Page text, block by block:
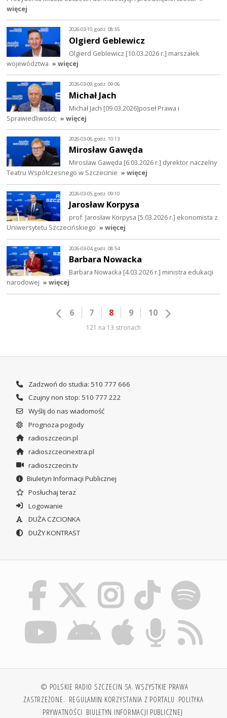
więcej
2026-03-10, godz. 08:55
Olgierd Geblewicz
Olgierd Geblewicz [10.03.2026 r.] marszałek
województwa » więcej
2026-03-09, godz. 09:06
Michał Jach
Michał Jach [09.03.2026]poseł Prawa i
Sprawiedliwości; » więcej
2026-03-06, godz. 10:13
Mirosław Gawęda
Mirosław Gawęda [6.03.2026 r.] dyrektor naczelny
Teatru Współczesnego w Szczecinie » więcej
2026-03-05, godz. 09:10
Jarosław Korpysa
prof. Jarosław Korpysa [5.03.2026 r.] ekonomista z
Uniwersytetu Szczecińskiego » więcej
2026-03-04, godz. 08:54
Barbara Nowacka
Barbara Nowacka [4.03.2026 r.] ministra edukacji
narodowej » więcej
6 7 8 9 10
121 na 13 stronach
Zadzwoń do studia: 510 777 666
Czujny non stop: 510 777 222
Wyślij do nas wiadomość
Prognoza pogody
radioszczecin.pl
radioszczecinextra.pl
radioszczecin.tv
Biuletyn Informacji Publicznej
Posłuchaj teraz
Logowanie
DUŻA CZCIONKA
DUŻY KONTRAST
© POLSKIE RADIO SZCZECIN SA. WSZYSTKIE PRAWA
ZASTRZEŻONE. REGULAMIN KORZYSTANIA Z PORTALU POLITYKA
PRYWATNOŚCI BIULETYN INFORMACJI PUBLICZNEJ